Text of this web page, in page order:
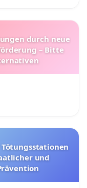
durch neue
– Bitte
und